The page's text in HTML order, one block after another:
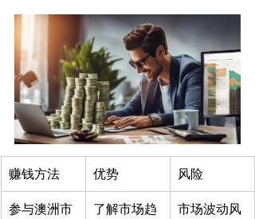
赚钱方法 优势 风险
参与澳洲市
了解市场趋
市场波动风